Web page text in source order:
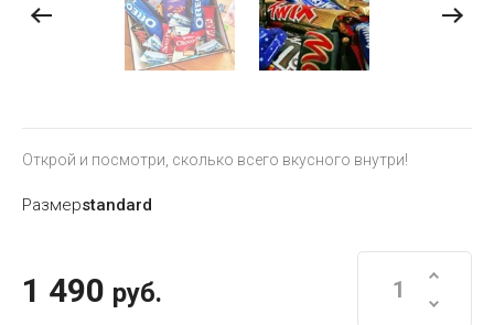
Открой и посмотри, сколько всего вкусного внутри!
Размерstandard
1 490 руб.